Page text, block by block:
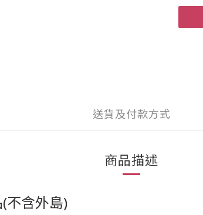
送貨及付款方式
商品描述
不含外島)